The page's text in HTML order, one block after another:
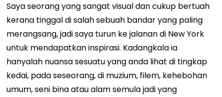
Saya seorang yang sangat visual dan cukup bertuah
kerana tinggal di salah sebuah bandar yang paling
merangsang, jadi saya turun ke jalanan di New York
untuk mendapatkan inspirasi. Kadangkala ia
hanyalah nuansa sesuatu yang anda lihat di tingkap
kedai, pada seseorang, di muzium, filem, kehebohan
umum, seni bina atau alam semula jadi yang